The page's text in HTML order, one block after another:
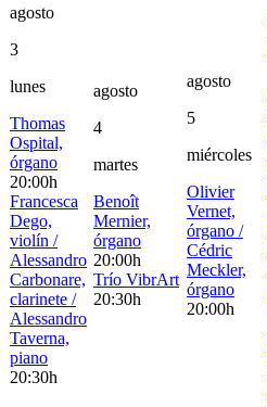
agosto
3
lunes
Thomas
Ospital,
órgano
20:00h
Francesca
Dego,
violín /
Alessandro
Carbonare,
clarinete /
Alessandro
Taverna,
piano
20:30h
agosto
4
martes
Benoît
Mernier,
órgano
20:00h
Trío VibrArt
20:30h
agosto
5
miércoles
Olivier
Vernet,
órgano /
Cédric
Meckler,
órgano
20:00h